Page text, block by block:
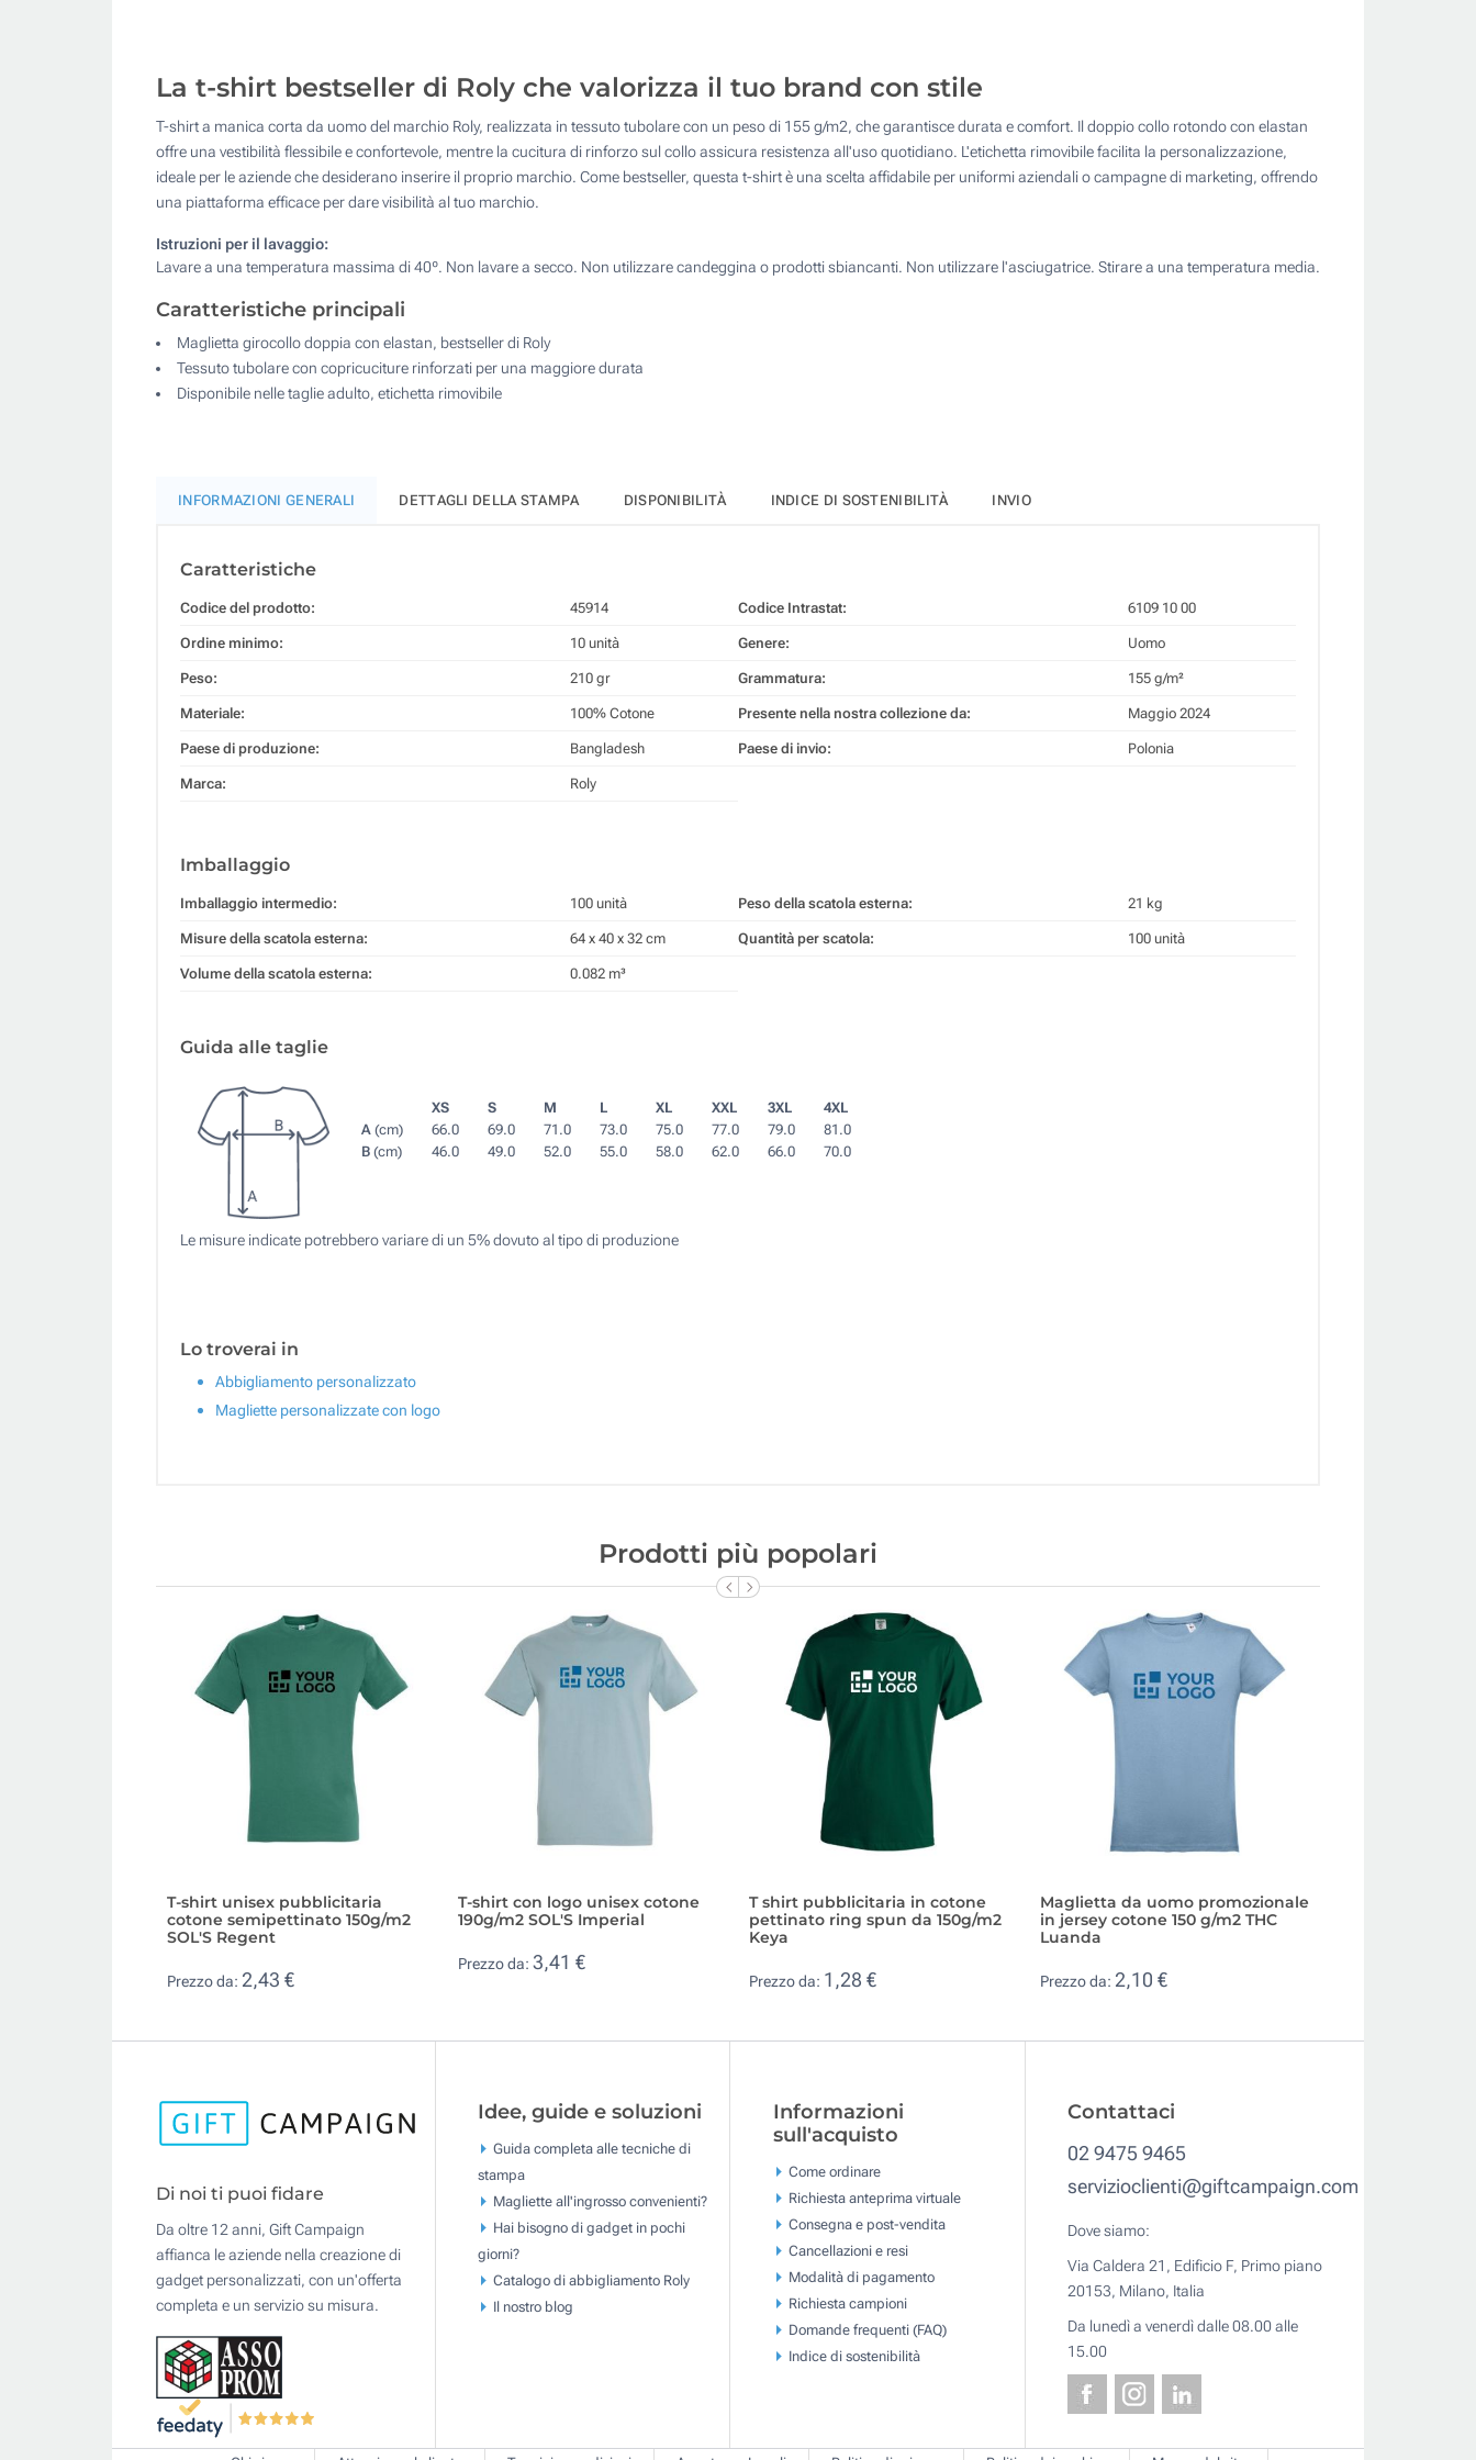
Transfer digitale full color (Su un lato)
Senza stampa
La t-shirt bestseller di Roly che valorizza il tuo brand con stile
T-shirt a manica corta da uomo del marchio Roly, realizzata in tessuto tubolare con un peso di 155 g/m2, che garantisce durata e comfort. Il doppio collo rotondo con elastan
offre una vestibilità flessibile e confortevole, mentre la cucitura di rinforzo sul collo assicura resistenza all'uso quotidiano. L'etichetta rimovibile facilita la personalizzazione,
ideale per le aziende che desiderano inserire il proprio marchio. Come bestseller, questa t-shirt è una scelta affidabile per uniformi aziendali o campagne di marketing, offrendo
una piattaforma efficace per dare visibilità al tuo marchio.
Istruzioni per il lavaggio:
Lavare a una temperatura massima di 40º. Non lavare a secco. Non utilizzare candeggina o prodotti sbiancanti. Non utilizzare l'asciugatrice. Stirare a una temperatura media.
Caratteristiche principali
Maglietta girocollo doppia con elastan, bestseller di Roly
Tessuto tubolare con copricuciture rinforzati per una maggiore durata
Disponibile nelle taglie adulto, etichetta rimovibile
INFORMAZIONI GENERALI DETTAGLI DELLA STAMPA DISPONIBILITÀ INDICE DI SOSTENIBILITÀ INVIO
Caratteristiche
Codice del prodotto: 45914
Ordine minimo: 10 unità
Peso: 210 gr
Materiale: 100% Cotone
Paese di produzione: Bangladesh
Marca: Roly
Codice Intrastat: 6109 10 00
Genere: Uomo
Grammatura: 155 g/m²
Presente nella nostra collezione da: Maggio 2024
Paese di invio: Polonia
Imballaggio
Imballaggio intermedio: 100 unità
Misure della scatola esterna: 64 x 40 x 32 cm
Volume della scatola esterna: 0.082 m³
Peso della scatola esterna: 21 kg
Quantità per scatola: 100 unità
Guida alle taglie
XS S M L XL XXL 3XL
4XL
A (cm) 66.0 69.0 71.0 73.0 75.0 77.0 79.0
81.0
B (cm) 46.0 49.0 52.0 55.0 58.0 62.0 66.0 70.0
Le misure indicate potrebbero variare di un 5% dovuto al tipo di produzione
Lo troverai in
Abbigliamento personalizzato
Magliette personalizzate con logo
Prodotti più popolari
T-shirt unisex pubblicitaria
cotone semipettinato 150g/m2
SOL'S Regent
Prezzo da: 2,43 €
T-shirt con logo unisex cotone
190g/m2 SOL'S Imperial
Prezzo da: 3,41 €
T shirt pubblicitaria in cotone
pettinato ring spun da 150g/m2
Keya
Prezzo da: 1,28 €
Maglietta da uomo promozionale
in jersey cotone 150 g/m2 THC
Luanda
Prezzo da: 2,10 €
Di noi ti puoi fidare
Da oltre 12 anni, Gift Campaign
affianca le aziende nella creazione di
gadget personalizzati, con un'offerta
completa e un servizio su misura.
Idee, guide e soluzioni
Guida completa alle tecniche di
stampa
Magliette all'ingrosso convenienti?
Hai bisogno di gadget in pochi
giorni?
Catalogo di abbigliamento Roly
Il nostro blog
Informazioni
sull'acquisto
Come ordinare
Richiesta anteprima virtuale
Consegna e post-vendita
Cancellazioni e resi
Modalità di pagamento
Richiesta campioni
Domande frequenti (FAQ)
Indice di sostenibilità
Contattaci
02 9475 9465
servizioclienti@giftcampaign.com
Dove siamo:
Via Caldera 21, Edificio F, Primo piano
20153, Milano, Italia
Da lunedì a venerdì dalle 08.00 alle
15.00